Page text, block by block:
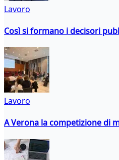
Lavoro
Così si formano i decisori
Lavoro
A Verona la competizione di